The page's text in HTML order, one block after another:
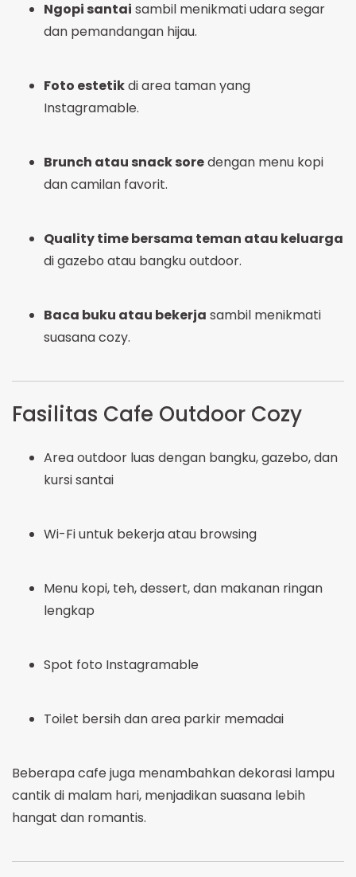
Ngopi santai sambil menikmati udara segar
dan pemandangan hijau.
Foto estetikdi area taman yang
Instagramable.
Brunch atau snack soredengan menu kopi
dan camilan favorit.
Quality time bersama teman atau keluarga
di gazebo atau bangku outdoor.
Baca buku atau bekerja sambil menikmati
suasana cozy.
Fasilitas Cafe Outdoor Cozy
Area outdoor luas dengan bangku, gazebo, dan
kursi santai
Wi-Fi untuk bekerja atau browsing
Menu kopi, teh, dessert, dan makanan ringan
lengkap
Spot foto Instagramable
Toilet bersih dan area parkir memadai
Beberapa cafe juga menambahkan dekorasi lampu
cantik di malam hari, menjadikan suasana lebih
hangat dan romantis.